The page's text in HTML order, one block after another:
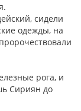
сидели
одежды, на
рога, и
Сириян до